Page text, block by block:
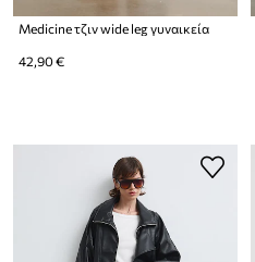
Medicine τζιν wide leg γυναικεία
42,90 €